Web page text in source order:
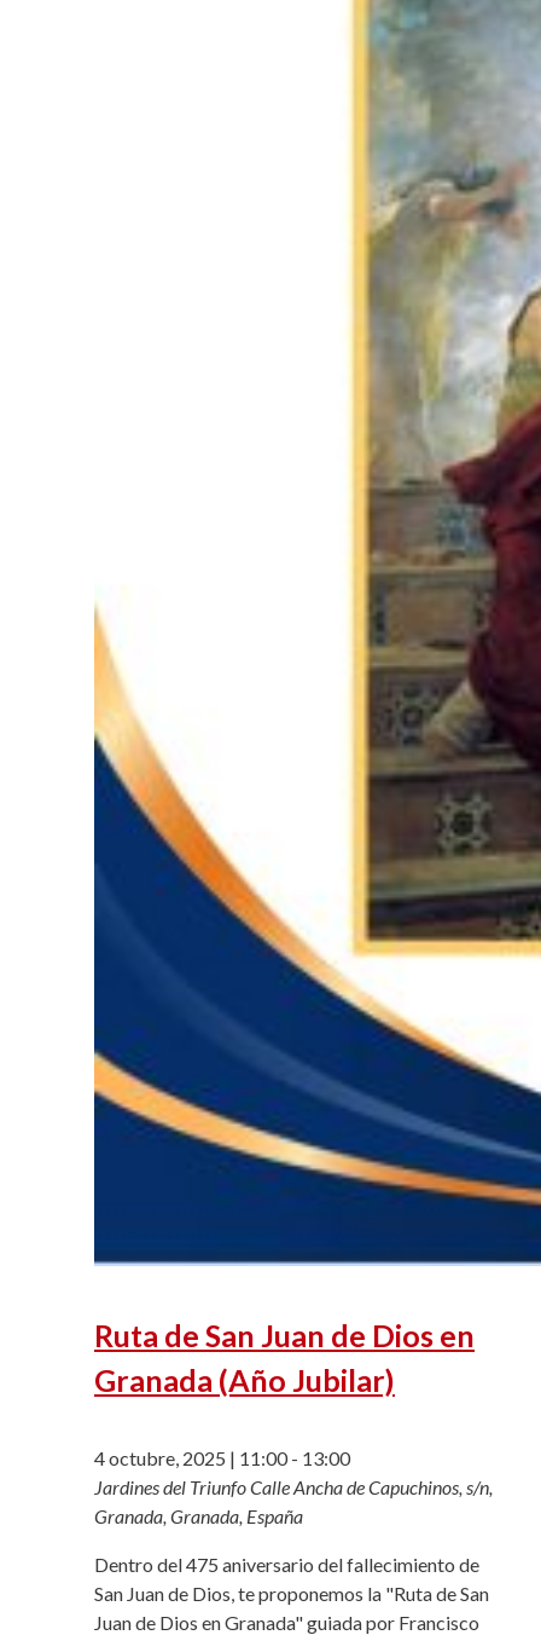
Ruta de San Juan de Dios en
Granada (Año Jubilar)
4 octubre, 2025 | 11:00- 13:00
Jardines del TriunfoCalle Ancha de Capuchinos, s/n,
Granada, Granada, España
Dentro del 475 aniversario del fallecimiento de
San Juan de Dios, te proponemos la "Ruta de San
Juan de Dios en Granada" guiada por Francisco